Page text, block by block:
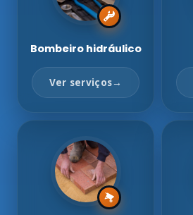
Bombeiro hidráulico
Ver serviços→